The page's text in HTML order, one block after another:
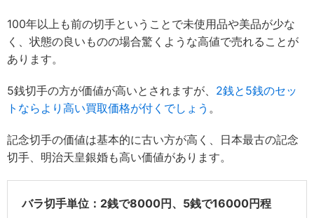
100年以上も前の切手ということで未使用品や美品が少な
く、状態の良いものの場合驚くような高値で売れることが
あります。
5銭切手の方が価値が高いとされますが、 2銭と5銭のセッ
トならより高い買取価格が付くでしょう 。
記念切手の価値は基本的に古い方が高く、日本最古の記念
切手、明治天皇銀婚も高い価値があります。
バラ切手単位：2銭で8000円、5銭で16000円程